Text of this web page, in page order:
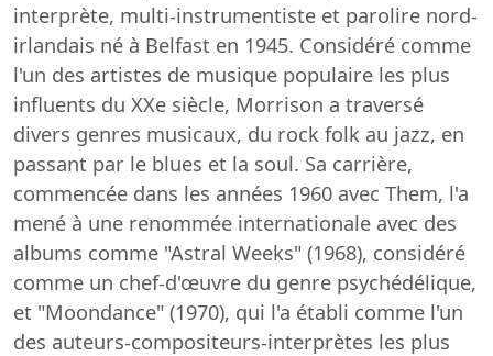
interprète, multi-instrumentiste et parolire nord-
irlandais né à Belfast en 1945. Considéré comme
l'un des artistes de musique populaire les plus
influents du XXe siècle, Morrison a traversé
divers genres musicaux, du rock folk au jazz, en
passant par le blues et la soul. Sa carrière,
commencée dans les années 1960 avec Them, l'a
mené à une renommée internationale avec des
albums comme "Astral Weeks" (1968), considéré
comme un chef-d'œuvre du genre psychédélique,
et "Moondance" (1970), qui l'a établi comme l'un
des auteurs-compositeurs-interprètes les plus